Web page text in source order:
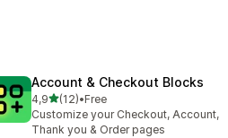
Account & Checkout Blocks
4,9stelle su 5
(12)
12 recensioni totali
•Free
Customize your Checkout, Account,
Thank you & Order pages